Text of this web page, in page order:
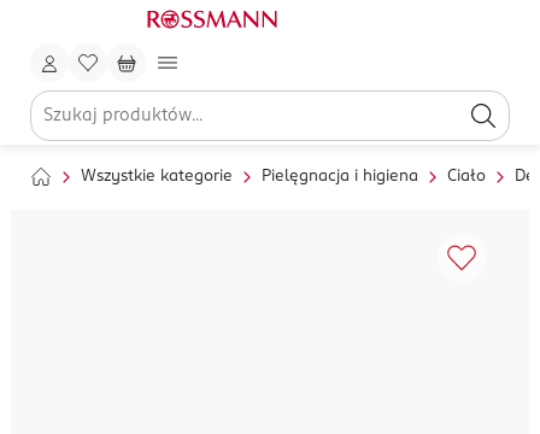
Wszystkie kategorie Pielęgnacja i higiena Ciało